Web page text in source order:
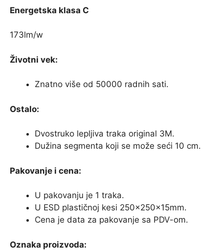
Energetska klasa C
173lm/w
Životni vek:
Znatno više od 50000 radnih sati.
Ostalo:
Dvostruko lepljiva traka original 3M.
Dužina segmenta koji se može seći 10 cm.
Pakovanje i cena:
U pakovanju je 1 traka.
U ESD plastičnoj kesi 250x250x15mm.
Cena je data za pakovanje sa PDV-om.
Oznaka proizvoda: